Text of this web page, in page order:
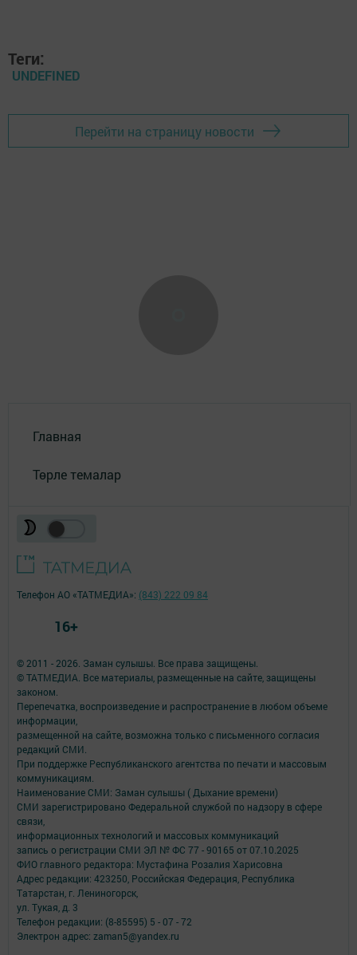
Теги:
UNDEFINED
Перейти на страницу новости
Главная
Төрле темалар
© 2011 - 2026. Заман сулышы. Все права защищены.
© ТАТМЕДИА. Все материалы, размещенные на сайте, защищены
законом.
Перепечатка, воспроизведение и распространение в любом объеме
информации,
размещенной на сайте, возможна только с письменного согласия
редакций СМИ.
При поддержке Республиканского агентства по печати и массовым
коммуникациям.
Наименование СМИ: Заман сулышы ( Дыхание времени)
СМИ зарегистрировано Федеральной службой по надзору в сфере
связи,
информационных технологий и массовых коммуникаций
запись о регистрации СМИ ЭЛ № ФС 77 - 90165 от 07.10.2025
ФИО главного редактора: Мустафина Розалия Харисовна
Адрес редакции: 423250, Российская Федерация, Республика
Татарстан, г. Лениногорск,
ул. Тукая, д. 3
Телефон редакции: (8-85595) 5 - 07 - 72
Электрон адрес: zaman5@yandex.ru
Телефон АО «ТАТМЕДИА»: (843) 222 09 84
16+